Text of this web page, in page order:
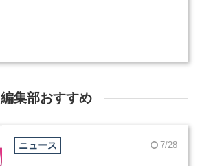
編集部おすすめ
ニュース 7/28